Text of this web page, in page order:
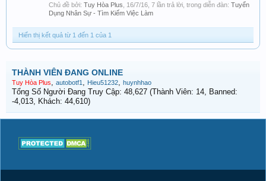
Chủ đề bởi: Tuy Hòa Plus 16/7/16 , 7 lần trả lời, trong diễn đàn: Tuyển
Dụng Nhân Sự - Tìm Kiếm Việc Làm
Hiển thị kết quả từ 1 đến 1 của 1
THÀNH VIÊN ĐANG ONLINE
Tuy Hòa Plus, autobotf1 , Hieu51232, huynhhao
Tổng Số Người Đang Truy Cập: 48,627 (Thành Viên: 14, Banned:
-4,013, Khách: 44,610)